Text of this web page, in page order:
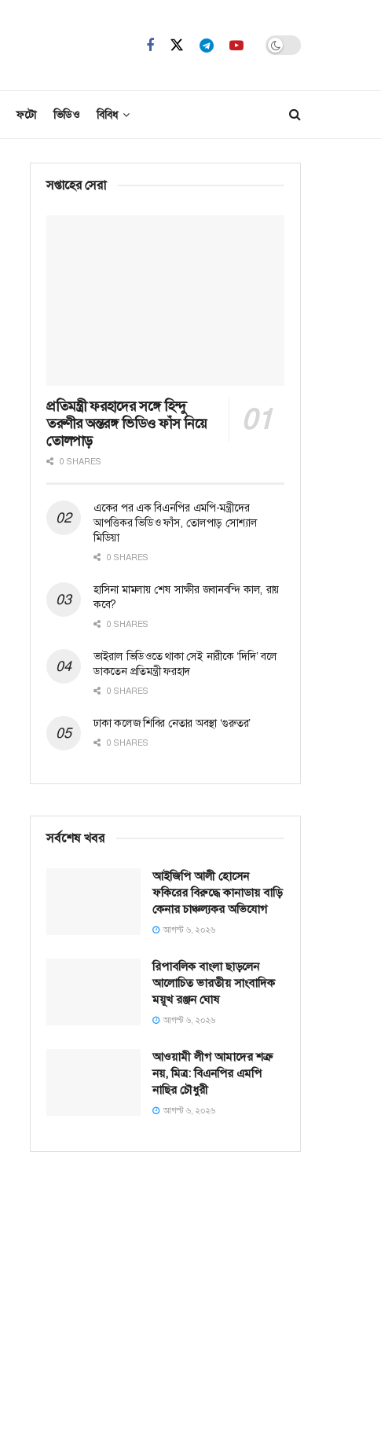
ফটো ভিডিও বিবিধ
সপ্তাহের সেরা
প্রতিমন্ত্রী ফরহাদের সঙ্গে হিন্দু
তরুণীর অন্তরঙ্গ ভিডিও ফাঁস নিয়ে
তোলপাড়
0 SHARES
একের পর এক বিএনপির এমপি-মন্ত্রীদের
আপত্তিকর ভিডিও ফাঁস, তোলপাড় সোশ্যাল
মিডিয়া
0 SHARES
হাসিনা মামলায় শেষ সাক্ষীর জবানবন্দি কাল, রায়
কবে?
0 SHARES
ভাইরাল ভিডিওতে থাকা সেই নারীকে ‘দিদি’ বলে
ডাকতেন প্রতিমন্ত্রী ফরহাদ
0 SHARES
ঢাকা কলেজ শিবির নেতার অবস্থা ‘গুরুতর’
0 SHARES
সর্বশেষ খবর
আইজিপি আলী হোসেন
ফকিরের বিরুদ্ধে কানাডায় বাড়ি
কেনার চাঞ্চল্যকর অভিযোগ
আগস্ট ৬, ২০২৬
রিপাবলিক বাংলা ছাড়লেন
আলোচিত ভারতীয় সাংবাদিক
ময়ূখ রঞ্জন ঘোষ
আগস্ট ৬, ২০২৬
আওয়ামী লীগ আমাদের শত্রু
নয়, মিত্র: বিএনপির এমপি
নাছির চৌধুরী
আগস্ট ৬, ২০২৬